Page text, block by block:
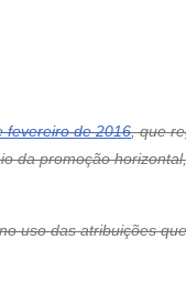
fevereiro de 2016, que
da promoção
uso das atribuições